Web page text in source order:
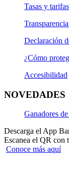
Tasas y tarifas
Declaración
¿Cómo
Accesibilidad
NOVEDADES
Ganadores
Descarga el App
Escanea el QR con
Conoce más aquí